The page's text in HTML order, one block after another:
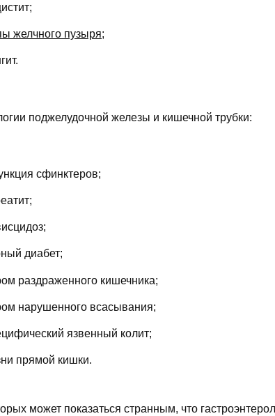
желчного пузыря;
поджелудочной железы и кишечной трубки:
сфинктеров;
диабет;
раздраженного кишечника;
нарушенного всасывания;
язвенный колит;
прямой кишки.
может показаться странным, что